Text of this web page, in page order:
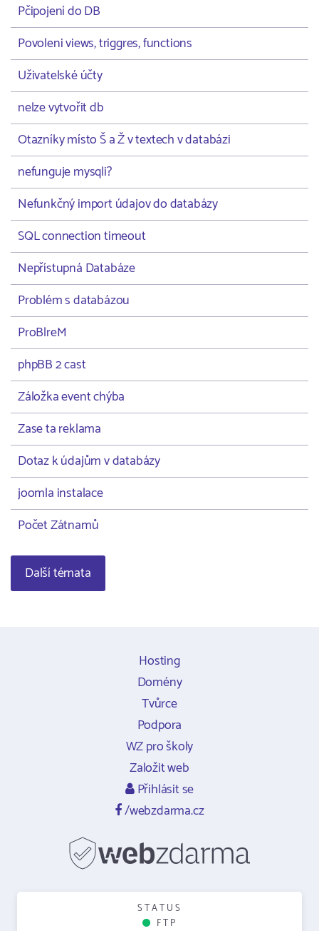
Pčipojení do DB
Povoleni views, triggres, functions
Uživatelské účty
nelze vytvořit db
Otazníky místo Š a Ž v textech v databázi
nefunguje mysqli?
Nefunkčný import údajov do databázy
SQL connection timeout
Nepřístupná Databáze
Problém s databázou
ProBlreM
phpBB 2 cast
Záložka event chýba
Zase ta reklama
Dotaz k údajům v databázy
joomla instalace
Počet Zátnamů
Další témata
Hosting
Domény
Tvůrce
Podpora
WZ pro školy
Založit web
Přihlásit se
/webzdarma.cz
STATUS
FTP